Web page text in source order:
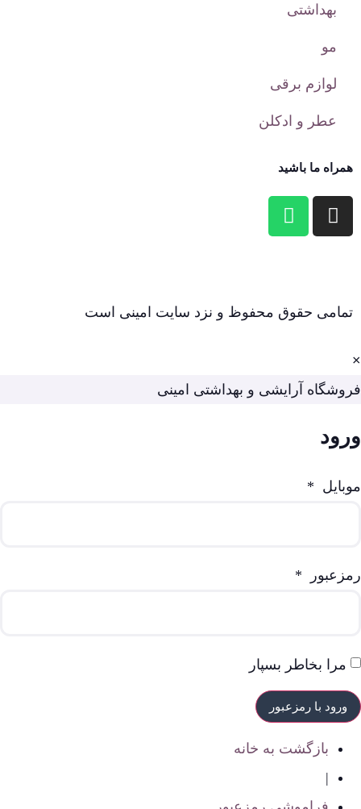
بهداشتی
مو
لوازم برقی
عطر و ادکلن
همراه ما باشید
تمامی حقوق محفوظ و نزد سایت امینی است
×
فروشگاه آرایشی و بهداشتی امینی
ورود
موبایل *
رمزعبور *
مرا بخاطر بسپار
بازگشت به خانه
|